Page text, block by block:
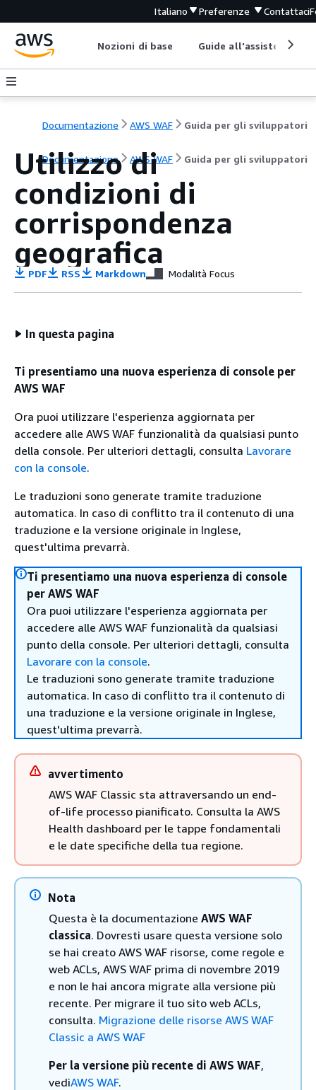
Italiano Preferenze Contattaci
Nozioni di base Guide all'assistenza
Documentazione AWS WAF Guida per gli sviluppatori
Documentazione AWS WAF Guida per gli sviluppatori
Utilizzo di
condizioni di
corrispondenza
geografica
PDF RSS Markdown Modalità Focus
In questa pagina
Ti presentiamo una nuova esperienza di console per
AWS WAF
Ora puoi utilizzare l'esperienza aggiornata per
accedere alle AWS WAF funzionalità da qualsiasi punto
della console. Per ulteriori dettagli, consulta Lavorare
con la console.
Le traduzioni sono generate tramite traduzione
automatica. In caso di conflitto tra il contenuto di una
traduzione e la versione originale in Inglese,
quest'ultima prevarrà.
Ti presentiamo una nuova esperienza di console
per AWS WAF
Ora puoi utilizzare l'esperienza aggiornata per
accedere alle AWS WAF funzionalità da qualsiasi
punto della console. Per ulteriori dettagli, consulta
Lavorare con la console.
Le traduzioni sono generate tramite traduzione
automatica. In caso di conflitto tra il contenuto di
una traduzione e la versione originale in Inglese,
quest'ultima prevarrà.
avvertimento
AWS WAF Classic sta attraversando un end-
of-life processo pianificato. Consulta la AWS
Health dashboard per le tappe fondamentali
e le date specifiche della tua regione.
Nota
Questa è la documentazione AWS WAF
classica. Dovresti usare questa versione solo
se hai creato AWS WAF risorse, come regole e
web ACLs, AWS WAF prima di novembre 2019
e non le hai ancora migrate alla versione più
recente. Per migrare il tuo sito web ACLs,
consulta. Migrazione delle risorse AWS WAF
Classic a AWS WAF
Per la versione più recente di AWS WAF,
vediAWS WAF.